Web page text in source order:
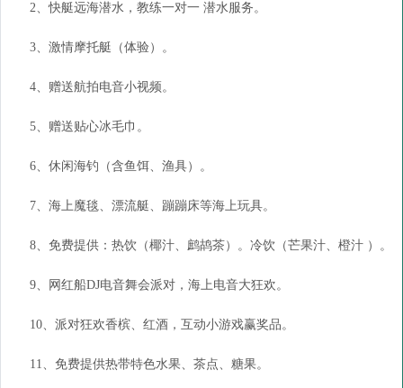
2、快艇远海潜水，教练一对一 潜水服务。
3、激情摩托艇（体验）。
4、赠送航拍电音小视频。
5、赠送贴心冰毛巾。
6、休闲海钓（含鱼饵、渔具）。
7、海上魔毯、漂流艇、蹦蹦床等海上玩具。
8、免费提供：热饮（椰汁、鹧鸪茶）。冷饮（芒果汁、橙汁 ）。
9、网红船DJ电音舞会派对，海上电音大狂欢。
10、派对狂欢香槟、红酒，互动小游戏赢奖品。
11、免费提供热带特色水果、茶点、糖果。